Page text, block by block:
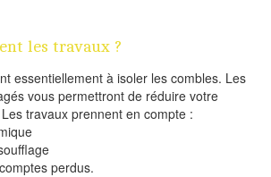
les travaux ?
essentiellement à isoler les combles. Les
vous permettront de réduire votre
travaux prennent en compte :
perdus.